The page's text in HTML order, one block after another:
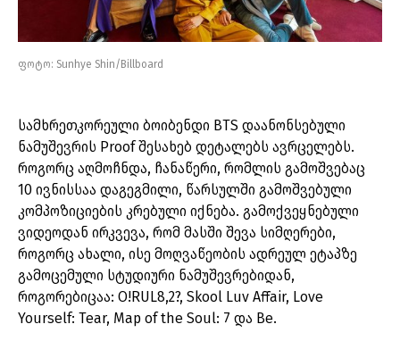
ფოტო: Sunhye Shin/Billboard
სამხრეთკორეული ბოიბენდი BTS დაანონსებული
ნამუშევრის Proof შესახებ დეტალებს ავრცელებს.
როგორც აღმოჩნდა, ჩანაწერი, რომლის გამოშვებაც
10 ივნისსაა დაგეგმილი, წარსულში გამოშვებული
კომპოზიციების კრებული იქნება. გამოქვეყნებული
ვიდეოდან ირკვევა, რომ მასში შევა სიმღერები,
როგორც ახალი, ისე მოღვაწეობის ადრეულ ეტაპზე
გამოცემული სტუდიური ნამუშევრებიდან,
როგორებიცაა: O!RUL8,2?, Skool Luv Affair, Love
Yourself: Tear, Map of the Soul: 7 და Be.